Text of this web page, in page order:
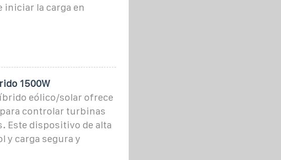
iniciar la carga en
1500W
eólico/solar ofrece
controlar turbinas
Este dispositivo de alta
y carga segura y